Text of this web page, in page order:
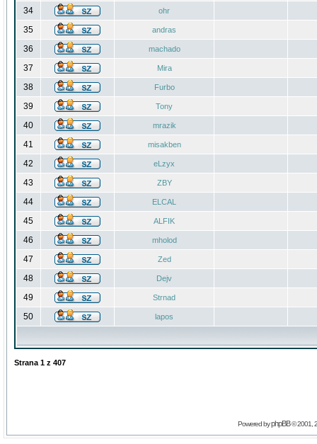
34 ohr
35 andras
36 machado
37 Mira
38 Furbo
39 Tony
40 mrazik
41 misakben
42 eLzyx
43 ZBY
44 ELCAL
45 ALFIK
46 mholod
47 Zed
48 Dejv
49 Strnad
50 lapos
Strana 1 z 407
Powered byphpBB© 2001,